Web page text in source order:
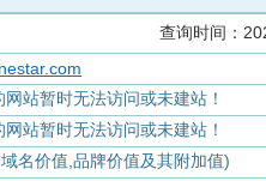
查询时间：
网站暂时无法访问或未建站！
网站暂时无法访问或未建站！
名价值,品牌价值及其附加值)